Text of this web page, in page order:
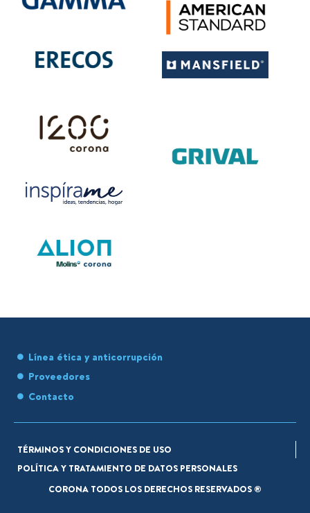
Línea ética y anticorrupción
Proveedores
Contacto
TÉRMINOS Y CONDICIONES DE USO
POLÍTICA Y TRATAMIENTO DE DATOS PERSONALES
CORONA TODOS LOS DERECHOS RESERVADOS ®